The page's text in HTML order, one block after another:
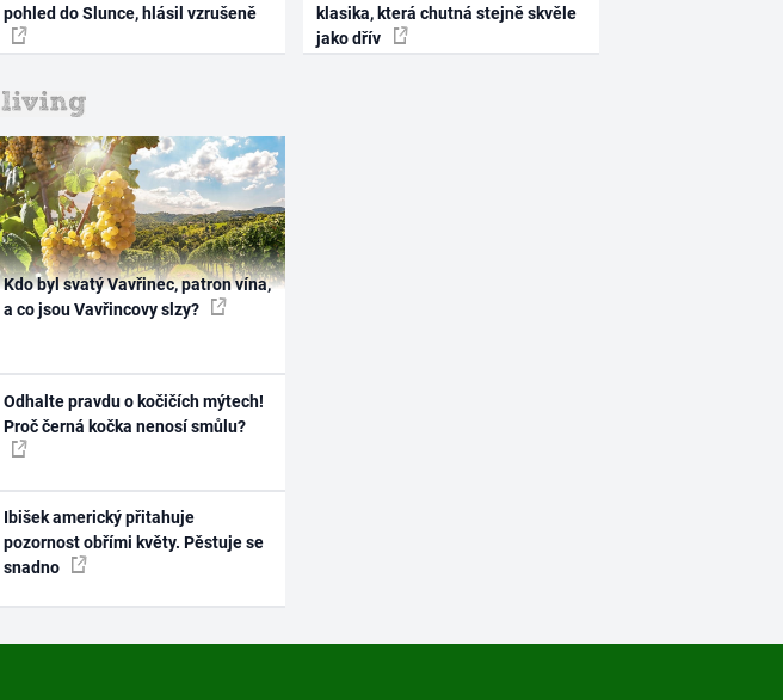
pohled do Slunce, hlásil vzrušeně
klasika, která chutná stejně skvěle
jako dřív
Kdo byl svatý Vavřinec, patron vína,
a co jsou Vavřincovy slzy?
Odhalte pravdu o kočičích mýtech!
Proč černá kočka nenosí smůlu?
Ibišek americký přitahuje
pozornost obřími květy. Pěstuje se
snadno